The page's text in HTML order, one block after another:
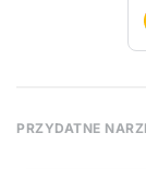
PRZYDATNE